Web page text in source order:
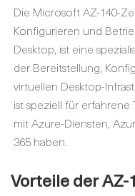
Die Microsoft AZ-140-
Konfigurieren und
Desktop, ist eine
der Bereitstellung,
virtuellen Desktop-
ist speziell für
mit Azure-Diensten,
365 haben.
Vorteile der